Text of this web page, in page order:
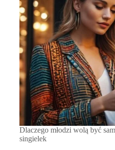
Dlaczego młodzi wolą być
singielek